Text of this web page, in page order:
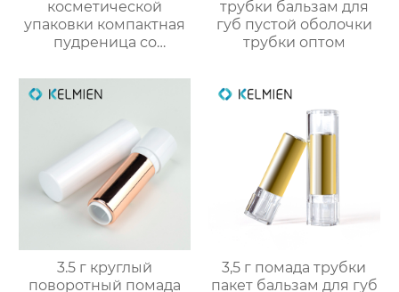
косметической
упаковки компактная
пудреница со
индивидуального
дизайна
трубки бальзам для
губ пустой оболочки
трубки оптом
3.5 г круглый
поворотный помада
3,5 г помада трубки
пакет бальзам для губ